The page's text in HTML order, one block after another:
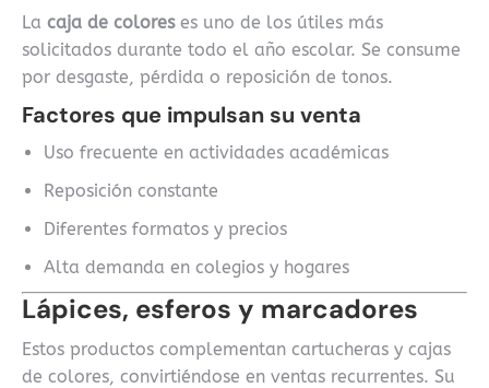
La caja de coloreses uno de los útiles más
solicitados durante todo el año escolar. Se consume
por desgaste, pérdida o reposición de tonos.
Factores que impulsan su venta
Uso frecuente en actividades académicas
Reposición constante
Diferentes formatos y precios
Alta demanda en colegios y hogares
Lápices, esferos y marcadores
Estos productos complementan cartucheras y cajas
de colores, convirtiéndose en ventas recurrentes. Su